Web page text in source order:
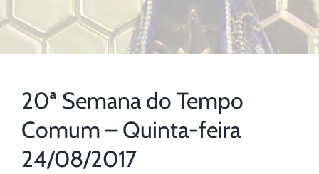
20ª Semana do Tempo
Comum – Quinta-feira
24/08/2017